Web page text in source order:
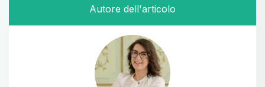
Autore dell'articolo